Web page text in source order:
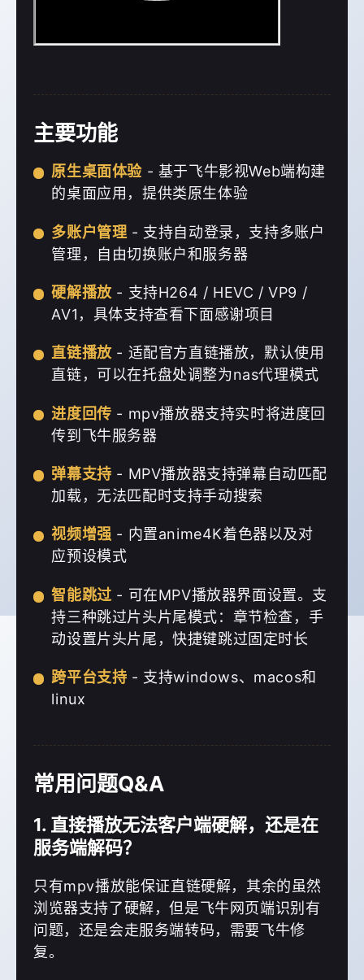
主要功能
原生桌面体验 - 基于飞牛影视Web端构建
的桌面应用，提供类原生体验
多账户管理 - 支持自动登录，支持多账户
管理，自由切换账户和服务器
硬解播放 - 支持H264 / HEVC / VP9 /
AV1，具体支持查看下面感谢项目
直链播放- 适配官方直链播放，默认使用
直链，可以在托盘处调整为nas代理模式
进度回传 - mpv播放器支持实时将进度回
传到飞牛服务器
弹幕支持 - MPV播放器支持弹幕自动匹配
加载，无法匹配时支持手动搜索
视频增强 - 内置anime4K着色器以及对
应预设模式
智能跳过 - 可在MPV播放器界面设置。支
持三种跳过片头片尾模式：章节检查，手
动设置片头片尾，快捷键跳过固定时长
跨平台支持 - 支持windows、macos和
linux
常用问题Q&A
1. 直接播放无法客户端硬解，还是在
服务端解码？
只有mpv播放能保证直链硬解，其余的虽然
浏览器支持了硬解，但是飞牛网页端识别有
问题，还是会走服务端转码，需要飞牛修
复。